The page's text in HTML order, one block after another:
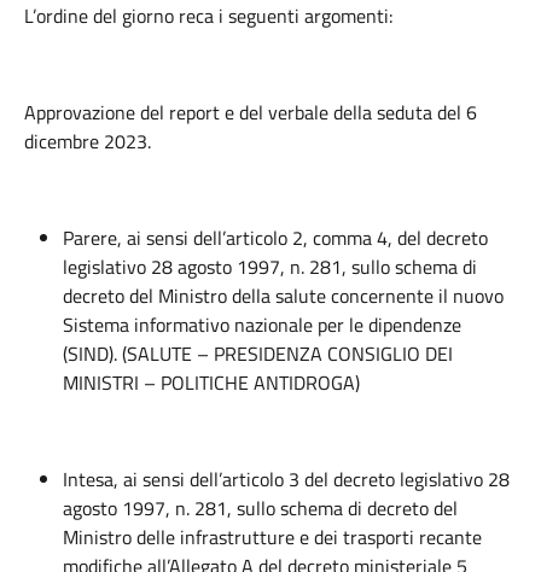
L’ordine del giorno reca i seguenti argomenti:
Approvazione del report e del verbale della seduta del 6
dicembre 2023.
Parere, ai sensi dell’articolo 2, comma 4, del decreto
legislativo 28 agosto 1997, n. 281, sullo schema di
decreto del Ministro della salute concernente il nuovo
Sistema informativo nazionale per le dipendenze
(SIND). (SALUTE – PRESIDENZA CONSIGLIO DEI
MINISTRI – POLITICHE ANTIDROGA)
Intesa, ai sensi dell’articolo 3 del decreto legislativo 28
agosto 1997, n. 281, sullo schema di decreto del
Ministro delle infrastrutture e dei trasporti recante
modifiche all’Allegato A del decreto ministeriale 5